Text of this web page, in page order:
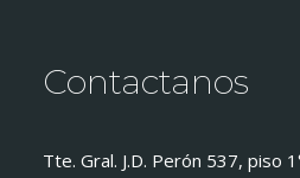
Contactanos
Tte. Gral. J.D. Perón 537, piso